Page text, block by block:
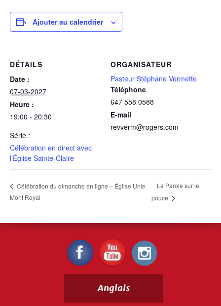
Ajouter au calendrier
DÉTAILS
Date :
07-03-2027
Heure :
19:00 - 20:30
Série :
Célébration en direct avec
l’Église Sainte-Claire
ORGANISATEUR
Pasteur Stéphane Vermette
Téléphone
647 558 0588
E-mail
revverm@rogers.com
Célébration du dimanche en ligne – Église Unie
Mont Royal
La Parole sur le
pouce
Anglais